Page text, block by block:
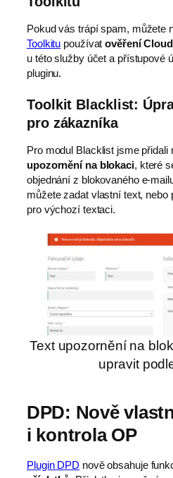
Pokud vás trápí spam, můžete
Toolkitu používatověření
u této služby účet a přístupové
pluginu.
Toolkit Blacklist:
pro zákazníka
Pro modul Blacklist jsme přidali
upozornění na blokaci, které
objednání z blokovaného e-
můžete zadat vlastní text, nebo
pro výchozí textaci.
Text upozornění na
upravit
DPD: Nově
i kontrola OP
Plugin DPD nově obsahuje